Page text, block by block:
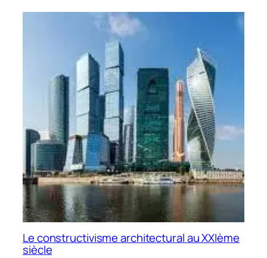
Le constructivisme architectural au XXIème
siècle